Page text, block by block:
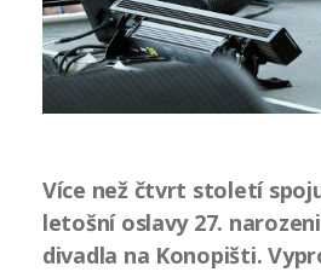
Více než čtvrt století
letošní oslavy 27.
divadla na Konopišti.